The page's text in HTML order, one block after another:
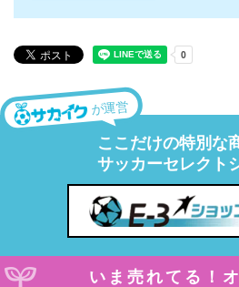
が運営
ここだけの特別な
サッカーセレクト
いま売れてる！